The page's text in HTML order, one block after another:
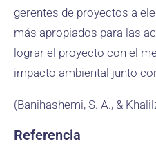
gerentes de proyectos a
más apropiados para las
lograr el proyecto con el
impacto ambiental junto
(Banihashemi, S. A., &
Referencia